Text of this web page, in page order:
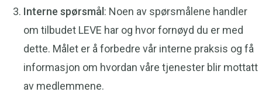
Interne spørsmål : Noen av spørsmålene handler
om tilbudet LEVE har og hvor fornøyd du er med
dette. Målet er å forbedre vår interne praksis og få
informasjon om hvordan våre tjenester blir mottatt
av medlemmene.